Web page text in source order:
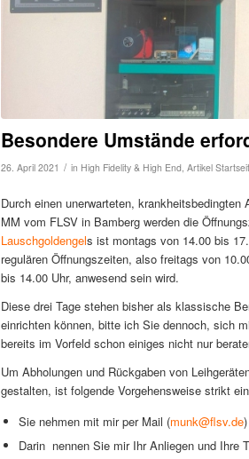
Besondere Umstände
26. April 2021 / in High Fidelity & High End Artikel
Durch einen unerwarteten,
MM vom FLSV in Bamberg werden die
Lauschgoldengels ist montags von 14.00 bis
regulären Öffnungszeiten, also freitags von
bis 14.00 Uhr, anwesend sein wird.
Diese drei Tage stehen bisher als klassische
einrichten können, bitte ich Sie dennoch, sich
bereits im Vorfeld schon einiges nicht nur
Um Abholungen und Rückgaben von
gestalten, ist folgende Vorgehensweise strikt
Sie nehmen mit mir per Mail (munk@flsv.de
Darin nennen Sie mir Ihr Anliegen und Ihre